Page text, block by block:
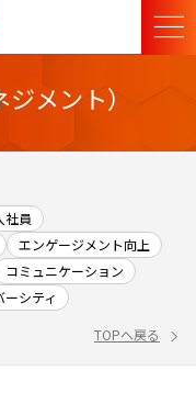
メント）
社員
エンゲージメント向上
コミュニケーション
ーシティ
TOPへ戻る